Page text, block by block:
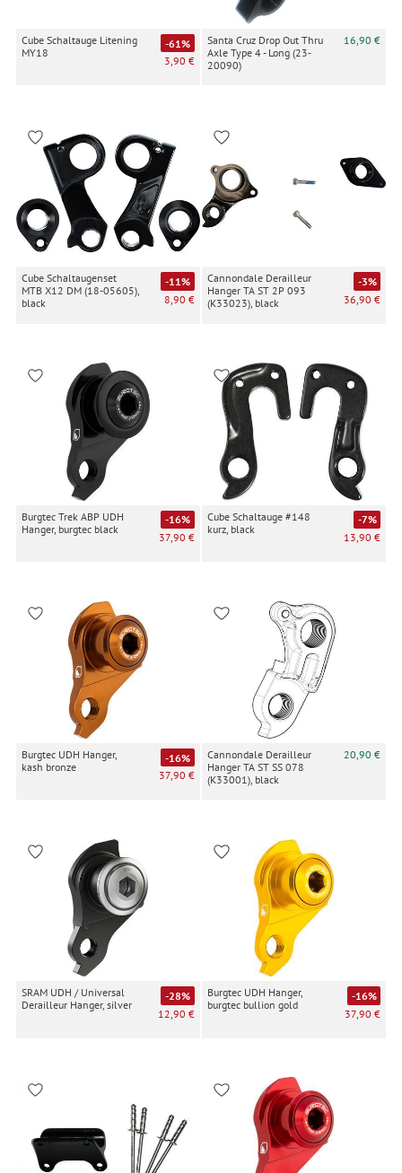
Cube Schaltauge Litening
MY18
-61%
3,90 €
Santa Cruz Drop Out Thru
Axle Type 4 - Long (23-
20090)
16,90 €
Cube Schaltaugenset
MTB X12 DM (18-05605),
black
-11%
8,90 €
Cannondale Derailleur
Hanger TA ST 2P 093
(K33023), black
-3%
36,90 €
Burgtec Trek ABP UDH
Hanger, burgtec black
-16%
37,90 €
Cube Schaltauge #148
kurz, black
-7%
13,90 €
Burgtec UDH Hanger,
kash bronze
-16%
37,90 €
Cannondale Derailleur
Hanger TA ST SS 078
(K33001), black
20,90 €
SRAM UDH / Universal
Derailleur Hanger, silver
-28%
12,90 €
Burgtec UDH Hanger,
burgtec bullion gold
-16%
37,90 €